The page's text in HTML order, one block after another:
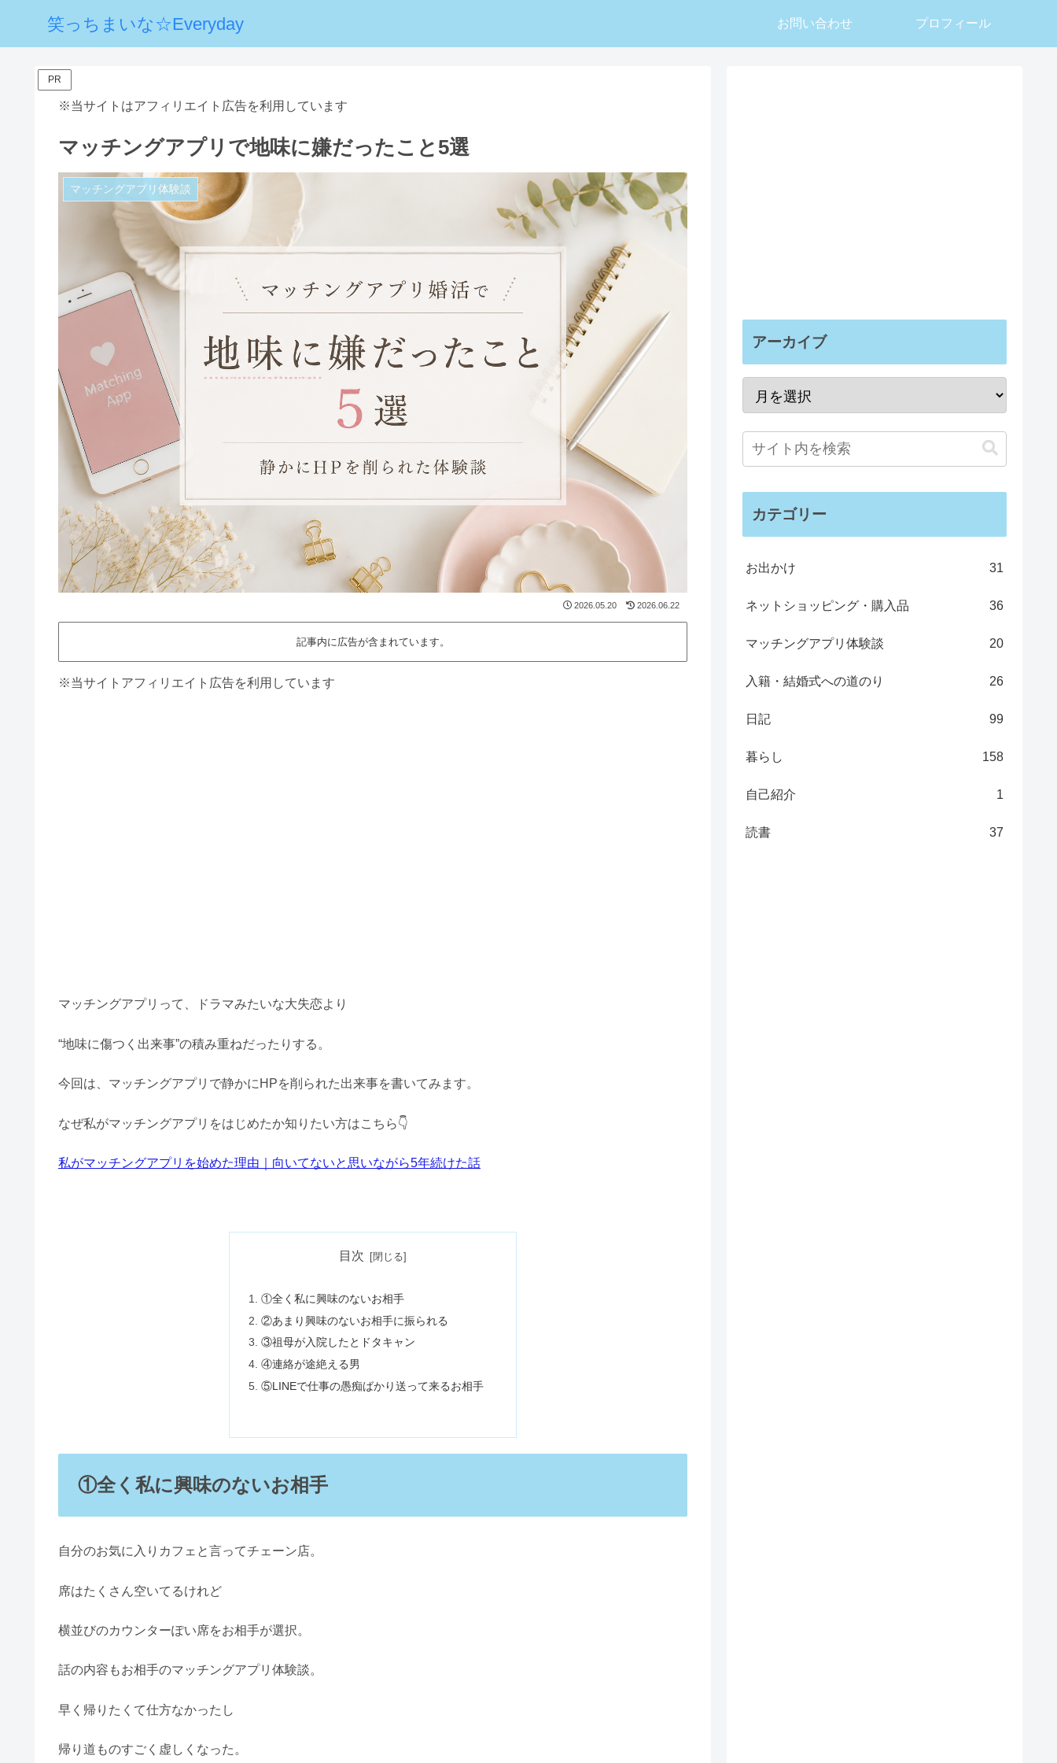
笑っちまいな☆Everyday お問い合わせ プロフィール
PR
※当サイトはアフィリエイト広告を利用しています
マッチングアプリで地味に嫌だったこと5選
マッチングアプリ体験談
2026.05.20 2026.06.22
記事内に広告が含まれています。
※当サイトアフィリエイト広告を利用しています
マッチングアプリって、ドラマみたいな大失恋より
“地味に傷つく出来事”の積み重ねだったりする。
今回は、マッチングアプリで静かにHPを削られた出来事を書いてみます。
なぜ私がマッチングアプリをはじめたか知りたい方はこちら👇️
私がマッチングアプリを始めた理由｜向いてないと思いながら5年続けた話
目次
①全く私に興味のないお相手
②あまり興味のないお相手に振られる
③祖母が入院したとドタキャン
④連絡が途絶える男
⑤LINEで仕事の愚痴ばかり送って来るお相手
①全く私に興味のないお相手
自分のお気に入りカフェと言ってチェーン店。
席はたくさん空いてるけれど
横並びのカウンターぽい席をお相手が選択。
話の内容もお相手のマッチングアプリ体験談。
早く帰りたくて仕方なかったし
帰り道ものすごく虚しくなった。
アーカイブ
カテゴリー
お出かけ 31
ネットショッピング・購入品 36
マッチングアプリ体験談 20
入籍・結婚式への道のり 26
日記 99
暮らし 158
自己紹介 1
読書 37